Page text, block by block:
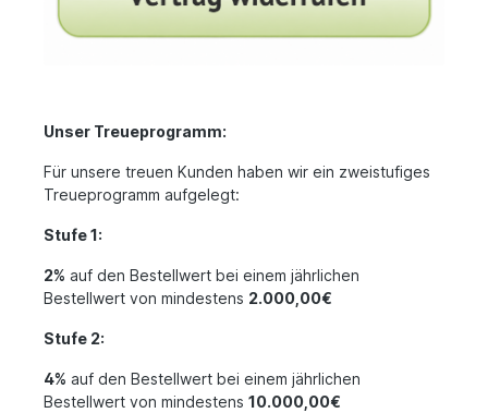
Unser Treueprogramm:
Für unsere treuen Kunden haben wir ein zweistufiges
Treueprogramm aufgelegt:
Stufe 1:
2% auf den Bestellwert bei einem jährlichen
Bestellwert von mindestens 2.000,00€
Stufe 2:
4% auf den Bestellwert bei einem jährlichen
Bestellwert von mindestens 10.000,00€